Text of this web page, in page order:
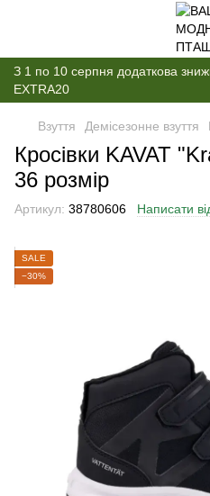
З 1 по 10 серпня додаткова
EXTRA20
Взуття Демісезонне взуття
Кросівки KAVAT
36 розмір
Артикул: 38780606 Написати
SALE
−30%